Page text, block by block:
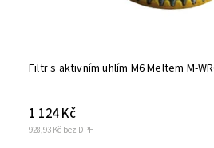
Filtr s aktivním uhlím M6 Meltem M-
928,93 Kč bez DPH
1 124 Kč